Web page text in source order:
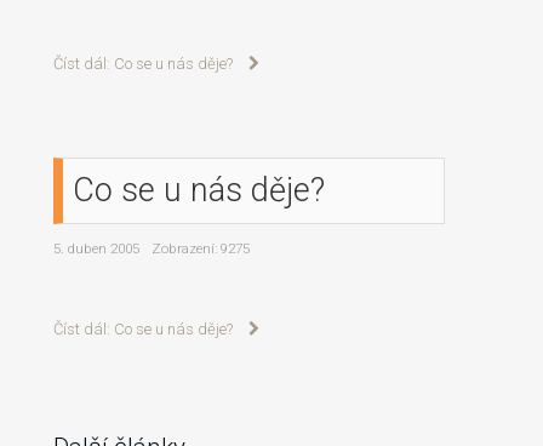
Číst dál: Co se u nás děje?
Co se u nás děje?
5. duben 2005 Zobrazení: 9275
Číst dál: Co se u nás děje?